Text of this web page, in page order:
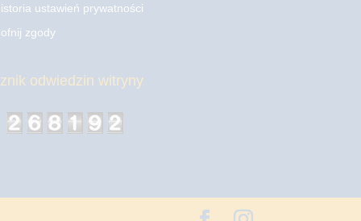
ustawień prywatności
zgody
odwiedzin witryny